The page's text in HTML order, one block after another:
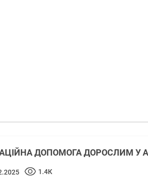
ДОПОМОГА ДОРОСЛИМ
1.4К